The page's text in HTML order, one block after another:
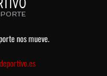
nos mueve.